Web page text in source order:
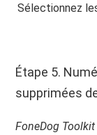
Sélectionnez
Étape 5.
supprimées
FoneDog